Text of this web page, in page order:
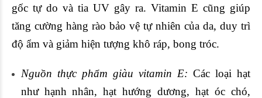
gốc tự do và tia UV gây ra. Vitamin E cũng giúp
tăng cường hàng rào bảo vệ tự nhiên của da, duy trì
độ ẩm và giảm hiện tượng khô ráp, bong tróc.
Nguồn thực phẩm giàu vitamin E: Các loại hạt
như hạnh nhân, hạt hướng dương, hạt óc chó,